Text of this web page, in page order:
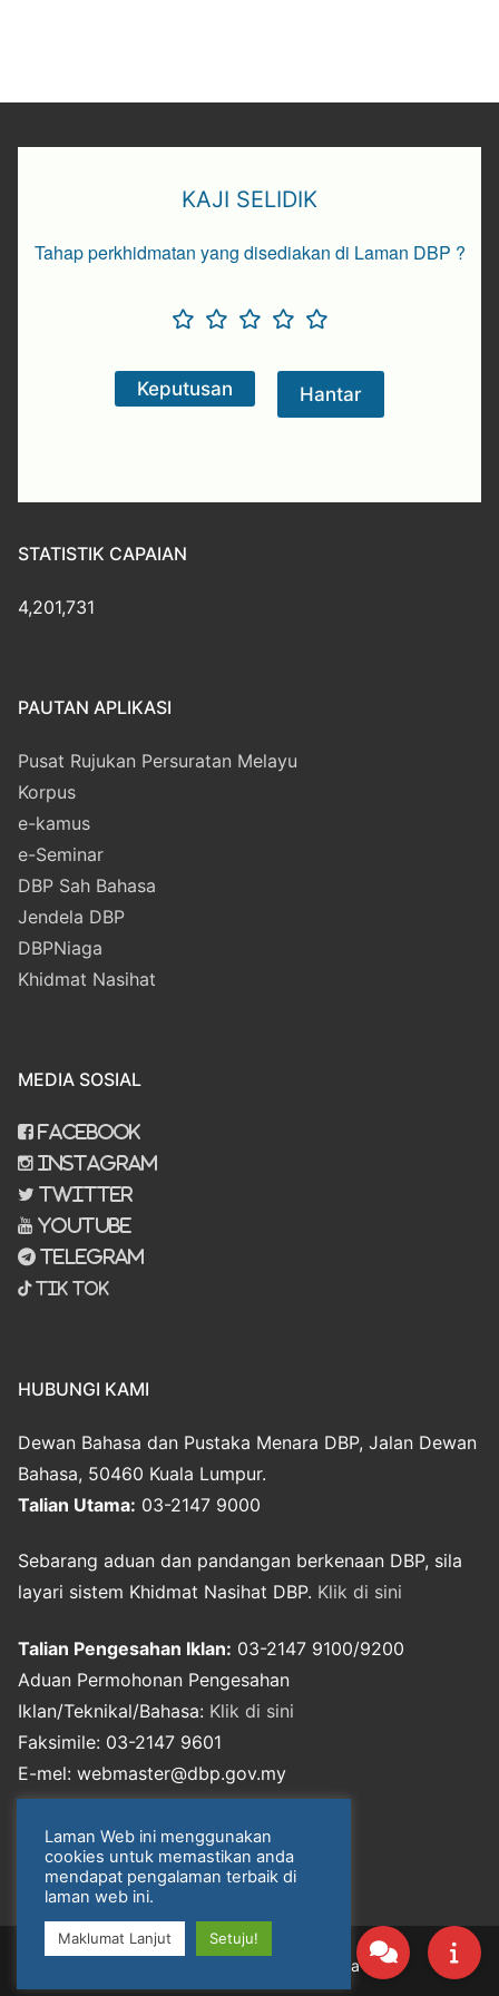
KAJI SELIDIK
Tahap perkhidmatan yang disediakan di Laman DBP ?
STATISTIK CAPAIAN
4,201,731
PAUTAN APLIKASI
Pusat Rujukan Persuratan Melayu
Korpus
e-kamus
e-Seminar
DBP Sah Bahasa
Jendela DBP
DBPNiaga
Khidmat Nasihat
MEDIA SOSIAL
Facebook
Instagram
Twitter
Youtube
Telegram
Tik Tok
HUBUNGI KAMI
Dewan Bahasa dan Pustaka Menara DBP, Jalan Dewan
Bahasa, 50460 Kuala Lumpur.
Talian Utama: 03-2147 9000
Sebarang aduan dan pandangan berkenaan DBP, sila
layari sistem Khidmat Nasihat DBP. Klik di sini
Talian Pengesahan Iklan: 03-2147 9100/9200
Aduan Permohonan Pengesahan
Iklan/Teknikal/Bahasa: Klik di sini
Faksimile: 03-2147 9601
E-mel: webmaster@dbp.gov.my
Notis Perlindungan Data Peribadi
Hak Cipta © 2026 Dewan Bahasa dan Pustaka
Laman Web ini menggunakan
cookies untuk memastikan anda
mendapat pengalaman terbaik di
laman web ini.
Maklumat Lanjut Setuju!